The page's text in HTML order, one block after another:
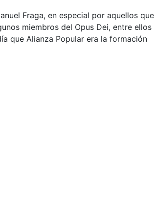
Fraga, en especial por aquellos que
miembros del Opus Dei, entre ellos
que Alianza Popular era la formación